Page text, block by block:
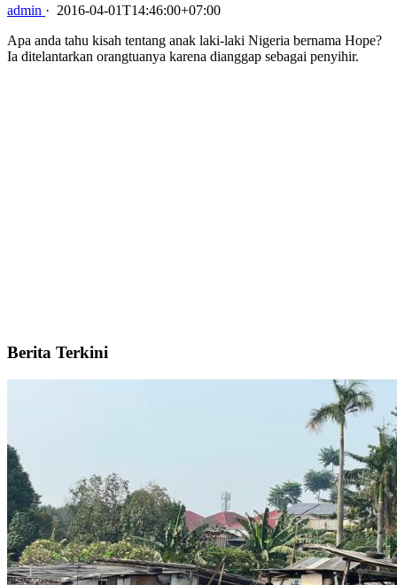
admin · 2016-04-01T14:46:00+07:00
Apa anda tahu kisah tentang anak laki-laki Nigeria bernama Hope?
Ia ditelantarkan orangtuanya karena dianggap sebagai penyihir.
Berita Terkini